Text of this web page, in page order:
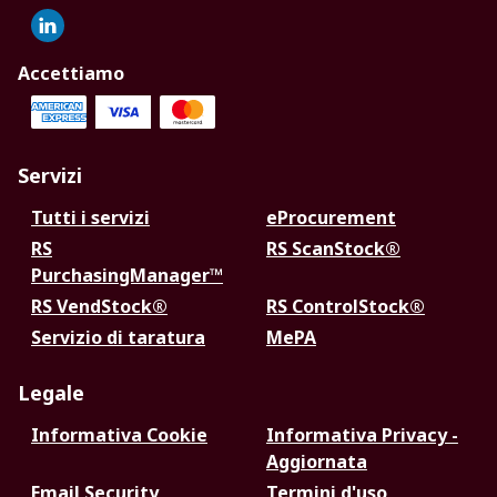
Accettiamo
Servizi
Tutti i servizi
eProcurement
RS
PurchasingManager™
RS ScanStock®
RS VendStock®
RS ControlStock®
Servizio di taratura
MePA
Legale
Informativa Cookie
Informativa Privacy -
Aggiornata